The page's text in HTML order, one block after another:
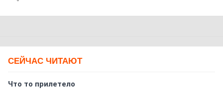
СЕЙЧАС ЧИТАЮТ
Что то прилетело